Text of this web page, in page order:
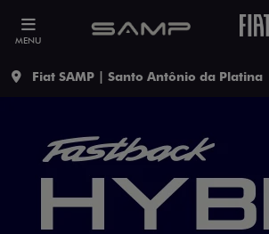
MENU
Fiat SAMP | Santo Antônio da Platina